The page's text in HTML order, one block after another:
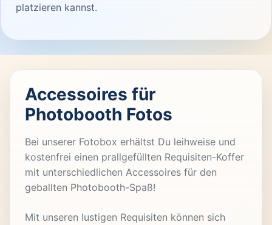
platzieren kannst.
Accessoires für
Photobooth Fotos
Bei unserer Fotobox erhältst Du leihweise und
kostenfrei einen prallgefüllten Requisiten-Koffer
mit unterschiedlichen Accessoires für den
geballten Photobooth-Spaß!
Mit unseren lustigen Requisiten können sich